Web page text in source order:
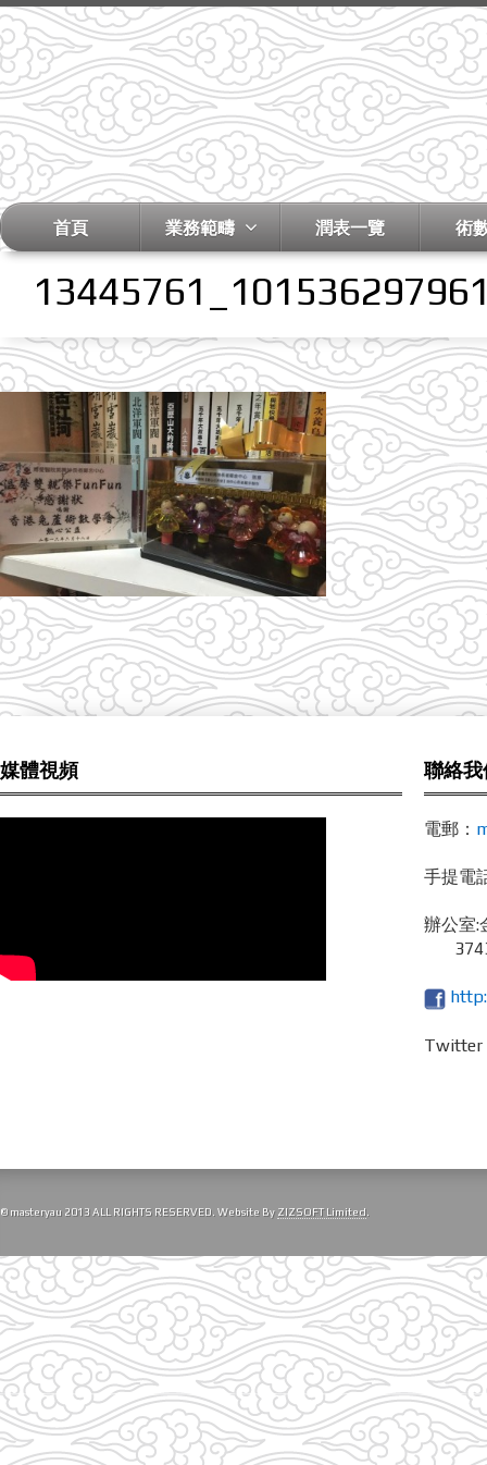
首頁 業務範疇 潤表一覽 術
媒體視頻 聯絡我
電郵：
手提電
辦公室:
© masteryau 2013 ALL RIGHTS RESERVED. Website By ZIZSOFT Limited